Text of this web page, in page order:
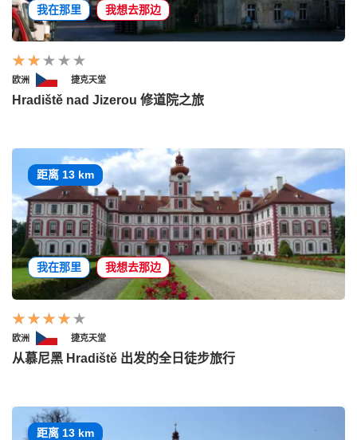
我在那里 我想去那边
欧洲 捷克天堂
Hradiště nad Jizerou 修道院之旅
距离 13 km
我在那里 我想去那边
欧洲 捷克天堂
从慕尼黑 Hradiště 出发的全日徒步旅行
距离 13 km